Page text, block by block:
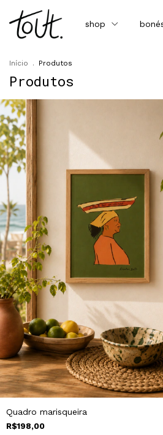
shop
Início . Produtos
Produtos
Quadro marisqueira
R$198,00